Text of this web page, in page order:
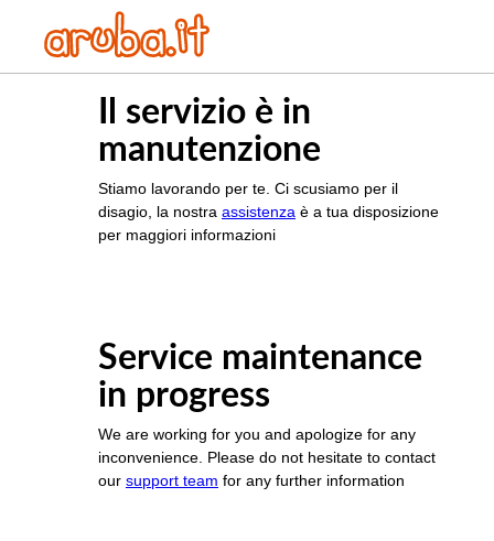
Il servizio è in
manutenzione
Stiamo lavorando per te. Ci scusiamo per il
disagio, la nostra assistenza è a tua disposizione
per maggiori informazioni
Service maintenance
in progress
We are working for you and apologize for any
inconvenience. Please do not hesitate to contact
our support team for any further information